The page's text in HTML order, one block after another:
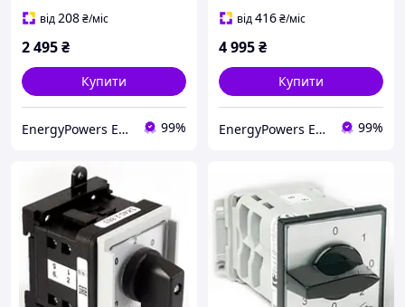
від208₴/міс
2 495₴
Купити
EnergyPowers ELTIS 99%
від416₴/міс
4 995₴
Купити
EnergyPowers ELTIS 99%